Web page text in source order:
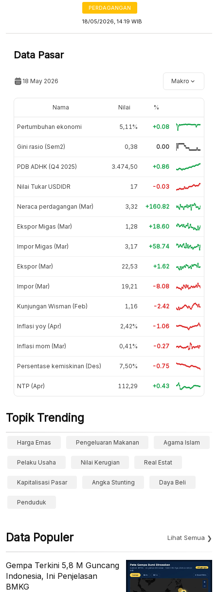
PERDAGANGAN
18/05/2026, 14:19 WIB
Data Pasar
18 May 2026 Makro
Nama Nilai %
Pertumbuhan ekonomi 5,11% +0.08
Gini rasio (Sem2) 0,38 0.00
PDB ADHK (Q4 2025) 3.474,50 +0.86
Nilai Tukar USDIDR 17 -0.03
Neraca perdagangan (Mar) 3,32 +160.82
Ekspor Migas (Mar) 1,28 +18.60
Impor Migas (Mar) 3,17 +58.74
Ekspor (Mar) 22,53 +1.62
Impor (Mar) 19,21 -8.08
Kunjungan Wisman (Feb) 1,16 -2.42
Inflasi yoy (Apr) 2,42% -1.06
Inflasi mom (Mar) 0,41% -0.27
Persentase kemiskinan (Des) 7,50% -0.75
NTP (Apr) 112,29 +0.43
Topik Trending
Harga Emas Pengeluaran Makanan Agama Islam
Pelaku Usaha Nilai Kerugian Real Estat
Kapitalisasi Pasar Angka Stunting Daya Beli
Penduduk
Data Populer Lihat Semua
Gempa Terkini 5,8 M Guncang
Indonesia, Ini Penjelasan
BMKG